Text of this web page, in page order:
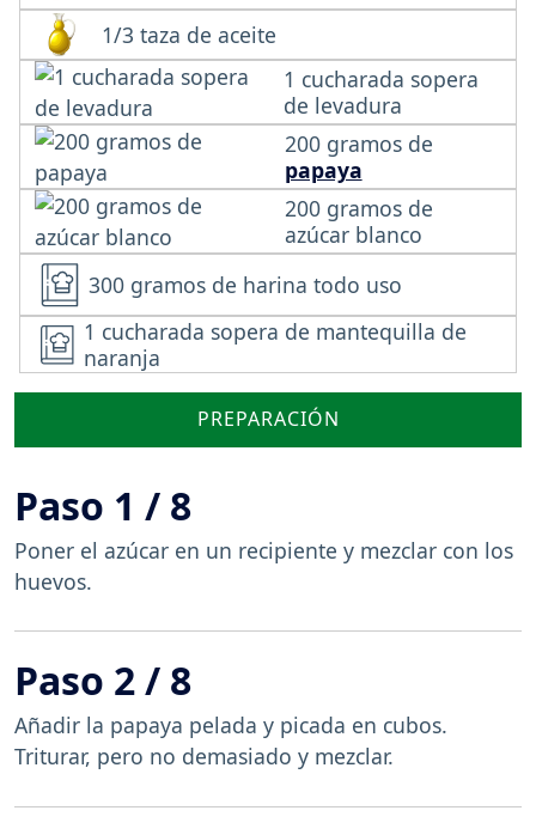
1/3 taza de aceite
1 cucharada sopera
de levadura
200 gramos de
papaya
200 gramos de
azúcar blanco
300 gramos de harina todo uso
1 cucharada sopera de mantequilla de
naranja
PREPARACIÓN
Paso 1 / 8
Poner el azúcar en un recipiente y mezclar con los
huevos.
Paso 2 / 8
Añadir la papaya pelada y picada en cubos.
Triturar, pero no demasiado y mezclar.